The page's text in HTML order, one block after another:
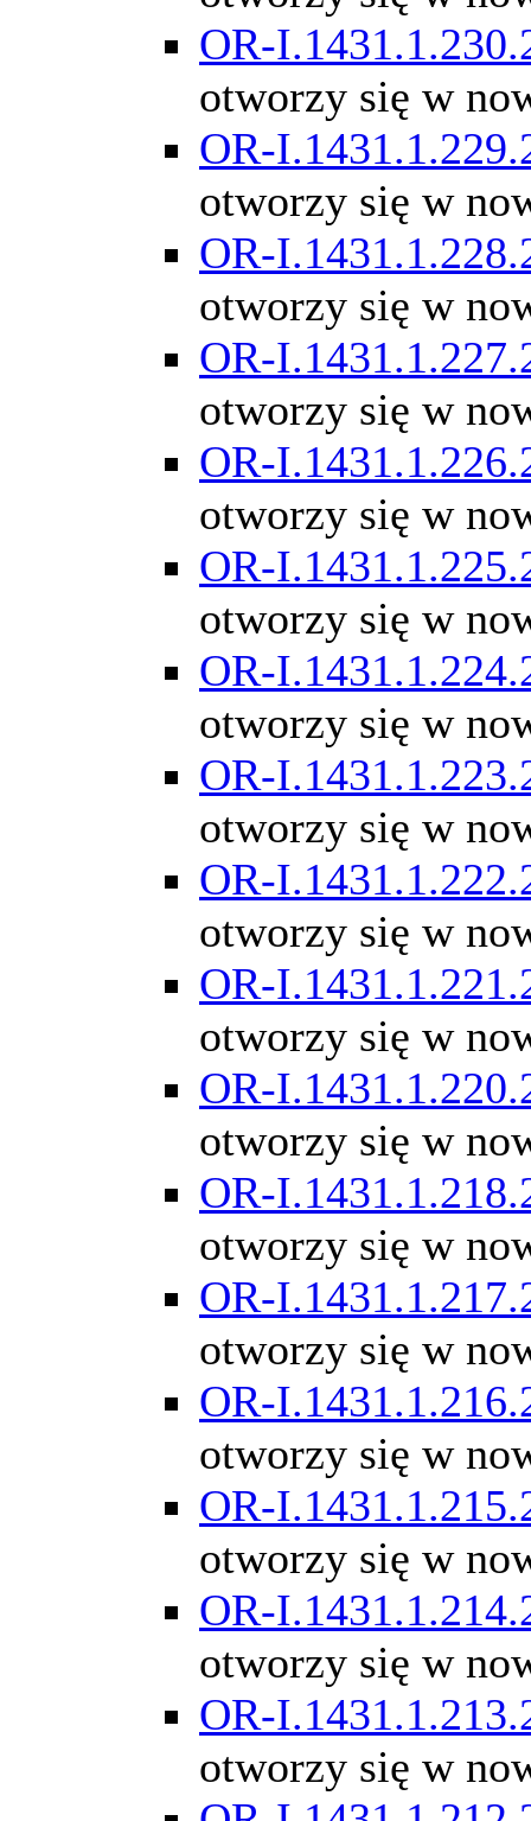
OR-
otworzy się w
OR-
otworzy się w
OR-
otworzy się w
OR-
otworzy się w
OR-
otworzy się w
OR-
otworzy się w
OR-
otworzy się w
OR-
otworzy się w
OR-
otworzy się w
OR-
otworzy się w
OR-
otworzy się w
OR-
otworzy się w
OR-
otworzy się w
OR-
otworzy się w
OR-
otworzy się w
OR-
otworzy się w
OR-
otworzy się w